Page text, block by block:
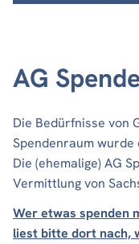
AG
Die Bedürfnisse von
Spendenraum
Die (ehemalige) AG
Vermittlung von
Wer etwas spenden
liest bitte dort nach,